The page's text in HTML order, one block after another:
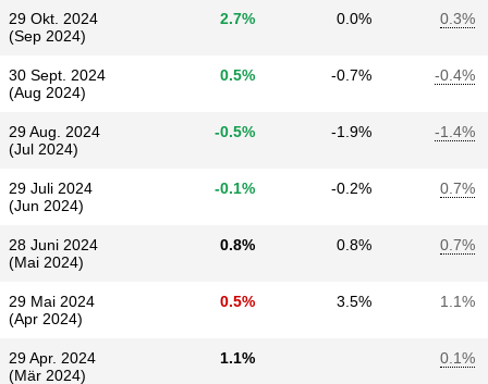
29 Okt. 2024
(Sep 2024)
2.7% 0.0% 0.3%
30 Sept. 2024
(Aug 2024)
0.5% -0.7% -0.4%
29 Aug. 2024
(Jul 2024)
-0.5% -1.9% -1.4%
29 Juli 2024
(Jun 2024)
-0.1% -0.2% 0.7%
28 Juni 2024
(Mai 2024)
0.8% 0.8% 0.7%
29 Mai 2024
(Apr 2024)
0.5% 3.5% 1.1%
29 Apr. 2024
(Mär 2024)
1.1% 0.1%